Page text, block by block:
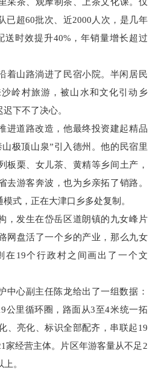
已超60批次、近2000人次，是几年
送时效提升40%，年销量增长超过
着山路淌进了民宿小院。半闲居民
岭村旅游，被山水和文化引动乡
下不了决心。
进道路改造，他最终投资建起精品
极顶山泉”引入德州。他的民宿里
板栗、女儿茶、黄精等乡间土产，
去游客奔波，也为乡亲拓了销路。
式，正在大津口乡多处复制。
，发生在岱岳区道朗镇的九女峰片
网盘活了一个乡的产业，那么九女
在19个行政村之间画出了一个文
中心副主任陈龙给出了一组数据：
公里循环圈，路面从3至4米统一拓
、亮化、标识全部配齐，串联起19
家经营主体。片区年游客量从不足2
。